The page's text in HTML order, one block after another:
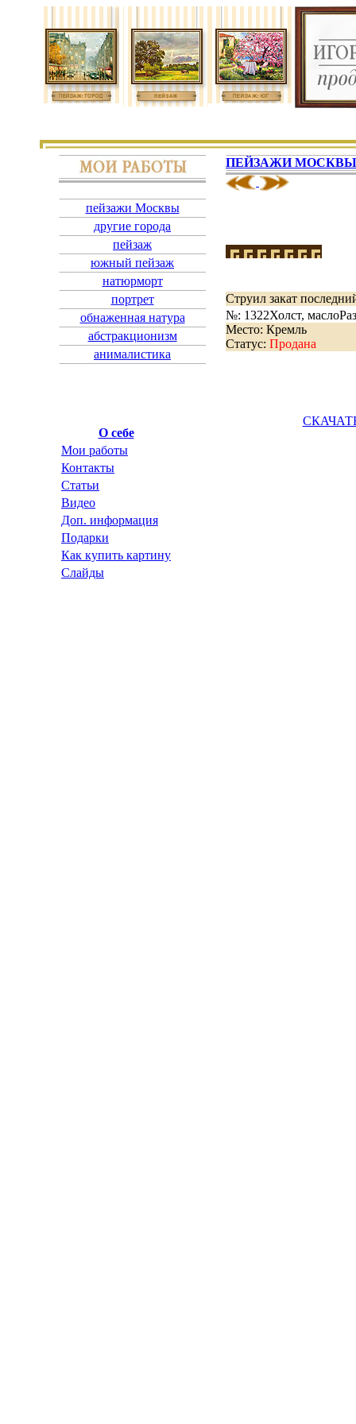
пейзажи Москвы
другие города
пейзаж
южный пейзаж
натюрморт
портрет
обнаженная натура
абстракционизм
анималистика
О себе
Мои работы
Контакты
Статьи
Видео
Доп. информация
Подарки
Как купить картину
Слайды
ПЕЙЗАЖИ МОСКВЫ
Струил закат
№: 1322Холст, масло
Место: Кремль
Статус: Продана